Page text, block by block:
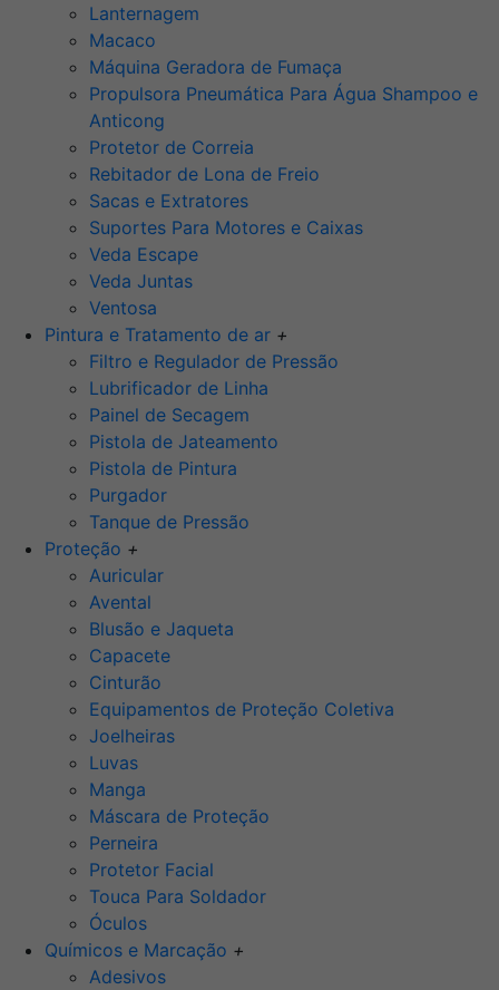
Lanternagem
Macaco
Máquina Geradora de Fumaça
Propulsora Pneumática Para Água Shampoo e
Anticong
Protetor de Correia
Rebitador de Lona de Freio
Sacas e Extratores
Suportes Para Motores e Caixas
Veda Escape
Veda Juntas
Ventosa
Pintura e Tratamento de ar +
Filtro e Regulador de Pressão
Lubrificador de Linha
Painel de Secagem
Pistola de Jateamento
Pistola de Pintura
Purgador
Tanque de Pressão
Proteção +
Auricular
Avental
Blusão e Jaqueta
Capacete
Cinturão
Equipamentos de Proteção Coletiva
Joelheiras
Luvas
Manga
Máscara de Proteção
Perneira
Protetor Facial
Touca Para Soldador
Óculos
Químicos e Marcação +
Adesivos